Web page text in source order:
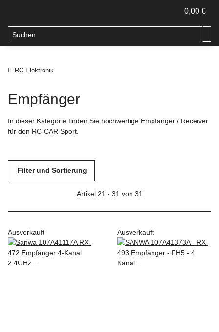
0,00 €
RC-Elektronik
Empfänger
In dieser Kategorie finden Sie hochwertige Empfänger / Receiver
für den RC-CAR Sport.
Filter und Sortierung
Artikel 21 - 31 von 31
Ausverkauft Ausverkauft